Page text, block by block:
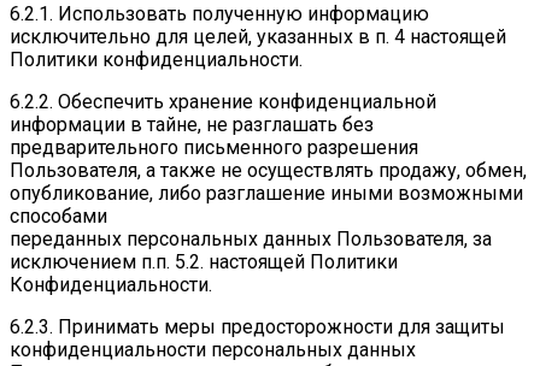
6.2.1. Использовать полученную информацию
исключительно для целей, указанных в п. 4 настоящей
Политики конфиденциальности.
6.2.2. Обеспечить хранение конфиденциальной
информации в тайне, не разглашать без
предварительного письменного разрешения
Пользователя, а также не осуществлять продажу, обмен,
опубликование, либо разглашение иными возможными
способами
переданных персональных данных Пользователя, за
исключением п.п. 5.2. настоящей Политики
Конфиденциальности.
6.2.3. Принимать меры предосторожности для защиты
конфиденциальности персональных данных